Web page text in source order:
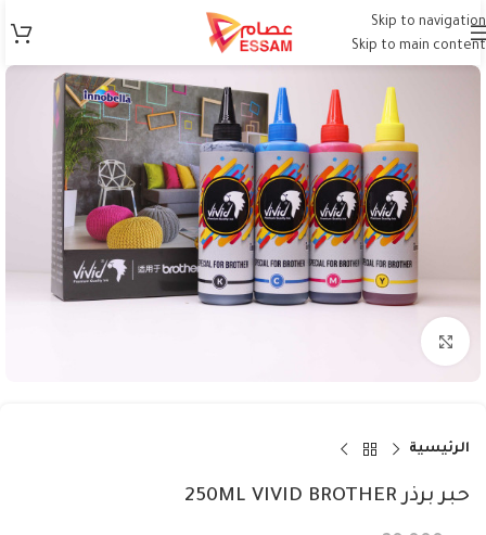
Skip to navigation
Skip to main content
الرئيسية
حبر برذر 250ML VIVID BROTHER